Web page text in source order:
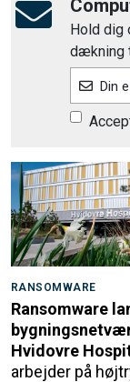
Hold dig
dækning
Din
RANSOMWARE
Ransomware
Hvidovre
arbejder på